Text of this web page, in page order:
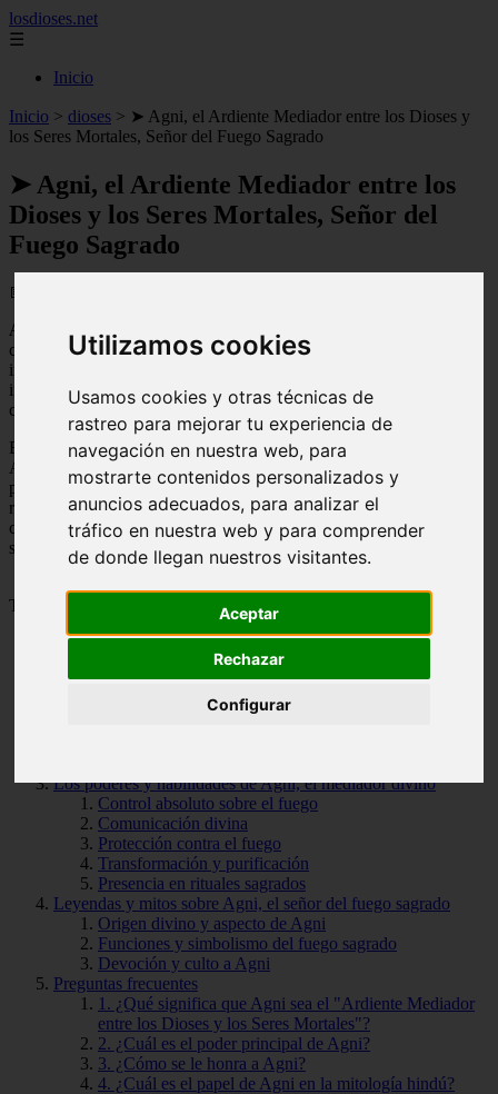
Utilizamos cookies
Usamos cookies y otras técnicas de
rastreo para mejorar tu experiencia de
navegación en nuestra web, para
mostrarte contenidos personalizados y
anuncios adecuados, para analizar el
tráfico en nuestra web y para comprender
de donde llegan nuestros visitantes.
Aceptar
Rechazar
Configurar
losdioses.net
☰
Inicio
Inicio > dioses > ➤ Agni, el Ardiente Mediador entre los Dioses y
los Seres Mortales, Señor del Fuego Sagrado
➤ Agni, el Ardiente Mediador entre los
Dioses y los Seres Mortales, Señor del
Fuego Sagrado
📅 13/04/2025
Agni
, una de las deidades más veneradas en el hinduismo, es
conocido como el dios del fuego y el mensajero de los dioses. Su
importancia en la mitología hindú se debe a su papel como
intermediario entre los seres humanos y los dioses, siendo
considerado el puente entre el mundo terrenal y el divino.
Exploraremos la figura de Agni y su significado en la cultura hindú.
Analizaremos su simbolismo y los diferentes aspectos de su
personalidad, así como su presencia en los rituales y ceremonias
religiosas. También discutiremos su relación con otros dioses y
cómo su adoración ha perdurado a lo largo de los siglos en la
sociedad hindú.
Tabla de Contenido
Cómo conecta Agni a los dioses y a los seres mortales
El fuego sagrado y los rituales
La importancia de Agni en la mitología hindú
Los poderes y habilidades de Agni, el mediador divino
Control absoluto sobre el fuego
Comunicación divina
Protección contra el fuego
Transformación y purificación
Presencia en rituales sagrados
Leyendas y mitos sobre Agni, el señor del fuego sagrado
Origen divino y aspecto de Agni
Funciones y simbolismo del fuego sagrado
Devoción y culto a Agni
Preguntas frecuentes
1. ¿Qué significa que Agni sea el "Ardiente Mediador
entre los Dioses y los Seres Mortales"?
2. ¿Cuál es el poder principal de Agni?
3. ¿Cómo se le honra a Agni?
4. ¿Cuál es el papel de Agni en la mitología hindú?